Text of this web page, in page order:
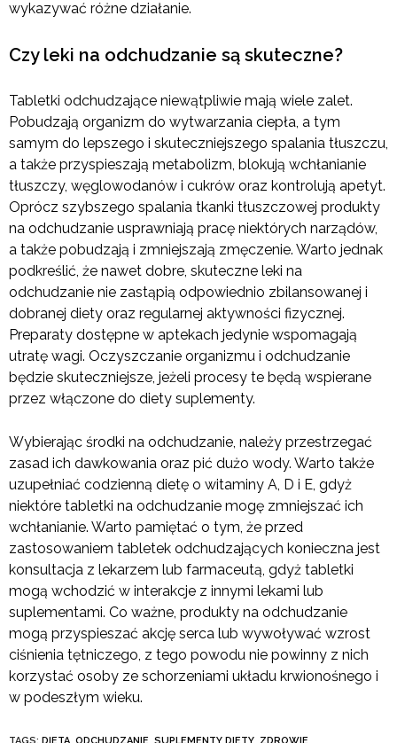
wykazywać różne działanie.
Czy leki na odchudzanie są skuteczne?
Tabletki odchudzające niewątpliwie mają wiele zalet.
Pobudzają organizm do wytwarzania ciepła, a tym
samym do lepszego i skuteczniejszego spalania tłuszczu,
a także przyspieszają metabolizm, blokują wchłanianie
tłuszczy, węglowodanów i cukrów oraz kontrolują apetyt.
Oprócz szybszego spalania tkanki tłuszczowej produkty
na odchudzanie usprawniają pracę niektórych narządów,
a także pobudzają i zmniejszają zmęczenie. Warto jednak
podkreślić, że nawet dobre, skuteczne leki na
odchudzanie nie zastąpią odpowiednio zbilansowanej i
dobranej diety oraz regularnej aktywności fizycznej.
Preparaty dostępne w aptekach jedynie wspomagają
utratę wagi. Oczyszczanie organizmu i odchudzanie
będzie skuteczniejsze, jeżeli procesy te będą wspierane
przez włączone do diety suplementy.
Wybierając środki na odchudzanie, należy przestrzegać
zasad ich dawkowania oraz pić dużo wody. Warto także
uzupełniać codzienną dietę o witaminy A, D i E, gdyż
niektóre tabletki na odchudzanie mogę zmniejszać ich
wchłanianie. Warto pamiętać o tym, że przed
zastosowaniem tabletek odchudzających konieczna jest
konsultacja z lekarzem lub farmaceutą, gdyż tabletki
mogą wchodzić w interakcje z innymi lekami lub
suplementami. Co ważne, produkty na odchudzanie
mogą przyspieszać akcję serca lub wywoływać wzrost
ciśnienia tętniczego, z tego powodu nie powinny z nich
korzystać osoby ze schorzeniami układu krwionośnego i
w podeszłym wieku.